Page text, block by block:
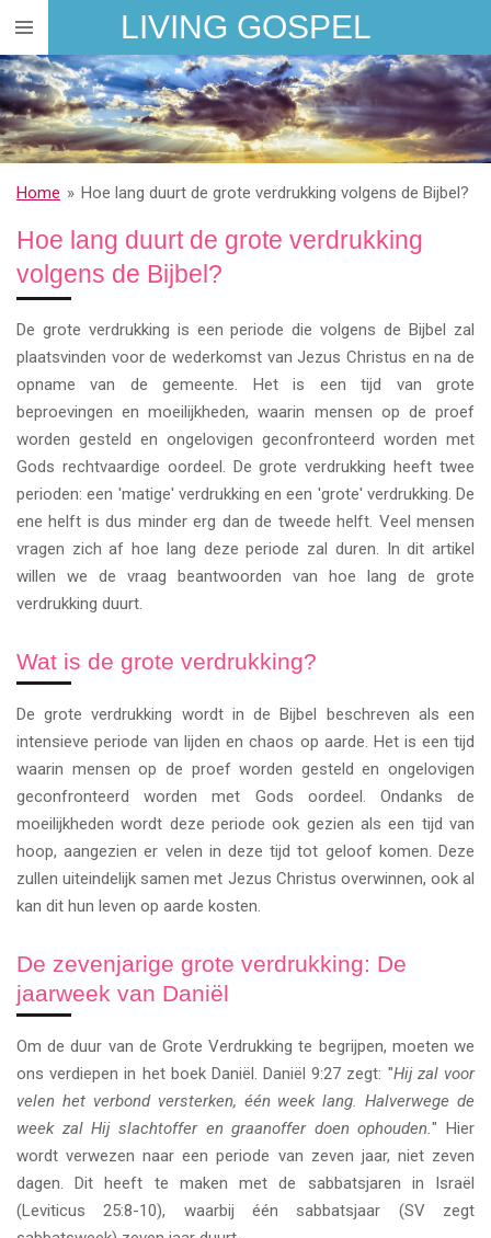
Ga
direct
naar
de
hoofdinhoud
LIVING GOSPEL
Home » Hoe lang duurt de grote verdrukking volgens de Bijbel?
Hoe lang duurt de grote verdrukking
volgens de Bijbel?
De grote verdrukking is een periode die volgens de Bijbel zal
plaatsvinden voor de wederkomst van Jezus Christus en na de
opname van de gemeente. Het is een tijd van grote
beproevingen en moeilijkheden, waarin mensen op de proef
worden gesteld en ongelovigen geconfronteerd worden met
Gods rechtvaardige oordeel. De grote verdrukking heeft twee
perioden: een 'matige' verdrukking en een 'grote' verdrukking. De
ene helft is dus minder erg dan de tweede helft. Veel mensen
vragen zich af hoe lang deze periode zal duren. In dit artikel
willen we de vraag beantwoorden van hoe lang de grote
verdrukking duurt.
Wat is de grote verdrukking?
De grote verdrukking wordt in de Bijbel beschreven als een
intensieve periode van lijden en chaos op aarde. Het is een tijd
waarin mensen op de proef worden gesteld en ongelovigen
geconfronteerd worden met Gods oordeel. Ondanks de
moeilijkheden wordt deze periode ook gezien als een tijd van
hoop, aangezien er velen in deze tijd tot geloof komen. Deze
zullen uiteindelijk samen met Jezus Christus overwinnen, ook al
kan dit hun leven op aarde kosten.
De zevenjarige grote verdrukking: De
jaarweek van Daniël
Om de duur van de Grote Verdrukking te begrijpen, moeten we
ons verdiepen in het boek Daniël. Daniël 9:27 zegt: "Hij zal voor
velen het verbond versterken, één week lang. Halverwege de
week zal Hij slachtoffer en graanoffer doen ophouden." Hier
wordt verwezen naar een periode van zeven jaar, niet zeven
dagen. Dit heeft te maken met de sabbatsjaren in Israël
(Leviticus 25:8-10), waarbij één sabbatsjaar (SV zegt